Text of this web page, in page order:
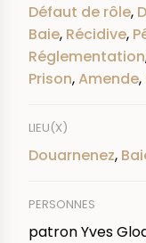
Défaut de rôle,
Baie, Récidive,
Réglementation
Prison,Amende,
LIEU(X)
Douarnenez,
PERSONNES
patron Yves